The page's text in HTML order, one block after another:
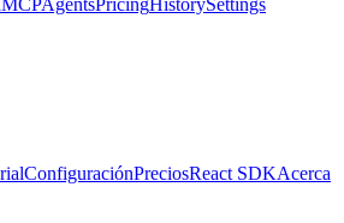
MCPAgentsPricingHistorySettings
ConfiguraciónPreciosReact SDKAcerca